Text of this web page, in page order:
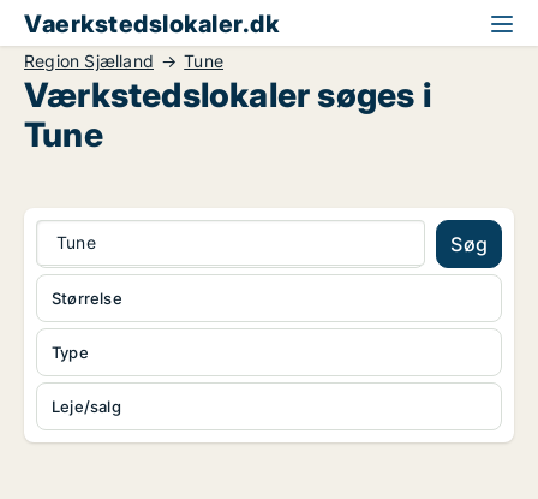
Vaerkstedslokaler.dk
Region Sjælland Tune
Værkstedslokaler søges i
Tune
Tune Søg
Type
Leje/salg
Størrelse